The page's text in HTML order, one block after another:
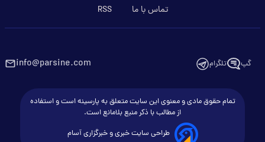
تماس با ما RSS
گپ تلگرام info@parsine.com
تمام حقوق مادی و معنوی این سایت متعلق به پارسینه است و استفاده
از مطالب با ذکر منبع بلامانع است.
طراحی سایت خبری و خبرگزاری آسام